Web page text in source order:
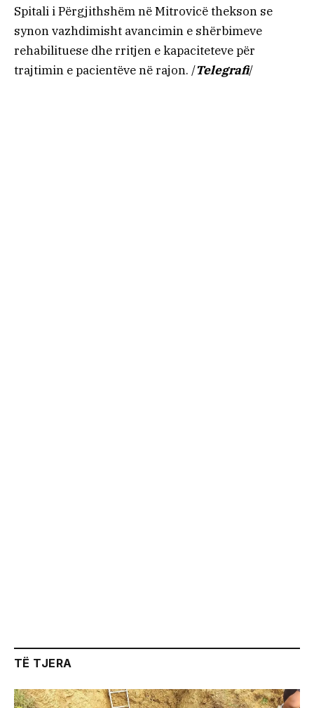
Spitali i Përgjithshëm në Mitrovicë thekson se
synon vazhdimisht avancimin e shërbimeve
rehabilituese dhe rritjen e kapaciteteve për
trajtimin e pacientëve në rajon. /Telegrafi/
TË TJERA